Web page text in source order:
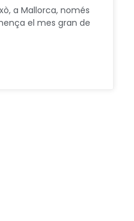
a Mallorca, només
el mes gran de